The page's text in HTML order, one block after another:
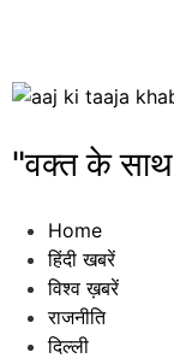
"वक्त के
Home
हिंदी खबरें
विश्व ख़बरें
राजनीति
दिल्ली